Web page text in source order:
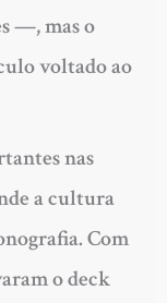
—, mas o
voltado ao
nas
a cultura
Com
o deck